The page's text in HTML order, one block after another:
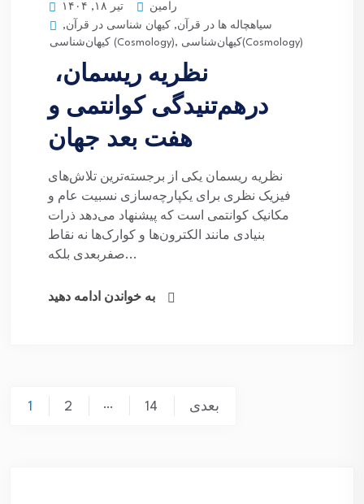
تیر ۱۸, ۱۴۰۴
رامین
سیاهچاله ها در قرآن, کیهان شناسی در قرآن,
کیهان‌شناسی (Cosmology), کیهان‌شناسی(Cosmology)
درهم‌تنیدگی کوانتمی و
هفت بعد جهان
نظریه ریسمان یکی از برجسته‌ترین تلاش‌های
فیزیک نظری برای یکپارچه‌سازی نسبیت عام و
مکانیک کوانتمی است که پیشنهاد می‌دهد ذرات
بنیادی مانند الکترون‌ها و کوارک‌ها نه نقاط
صفربعدی بلکه...
به خواندن ادامه دهید
صفحه‌بندی
1 2 … 14 بعدی